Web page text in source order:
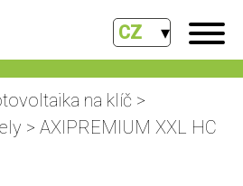
CZ
na klíč >
> AXIPREMIUM XXL HC